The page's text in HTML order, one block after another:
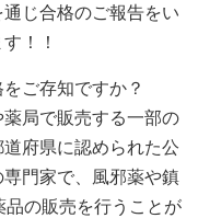
じ合格のご報告をい
！！
ご存知ですか？
局で販売する一部の
府県に認められた公
門家で、風邪薬や鎮
の販売を行うことが